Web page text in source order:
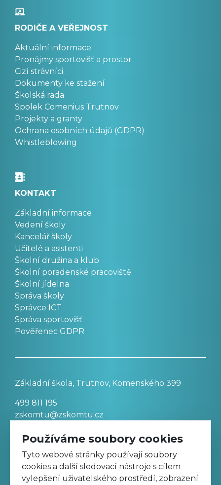
RODIČE A VEŘEJNOST
Aktuální informace
Pronájmy sportovišť a prostor
Cizí strávníci
Dokumenty ke stažení
Školská rada
Spolek Comenius Trutnov
Projekty a granty
Ochrana osobních údajů (GDPR)
Whistleblowing
KONTAKT
Základní informace
Vedení školy
Kancelář školy
Učitelé a asistenti
Školní družina a klub
Školní poradenské pracoviště
Školní jídelna
Správa školy
Správce ICT
Správa sportovišť
Pověřenec GDPR
Základní škola, Trutnov, Komenského 399
499 811 195
zskomtu@zskomtu.cz
Prohlášení o přístupnosti stránek
Nastavení cookies
Používáme soubory cookies
Tyto webové stránky používají soubory
cookies a další sledovací nástroje s cílem
vylepšení uživatelského prostředí, zobrazení